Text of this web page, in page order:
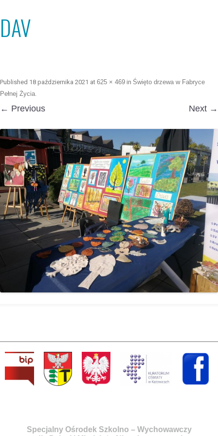
DAV
Published 18 października 2021 at 625 × 469 in Święto drzewa w Fabryce
Pełnej Życia.
← Previous Next →
Specjalny Ośrodek Szkolno – Wychowawczy